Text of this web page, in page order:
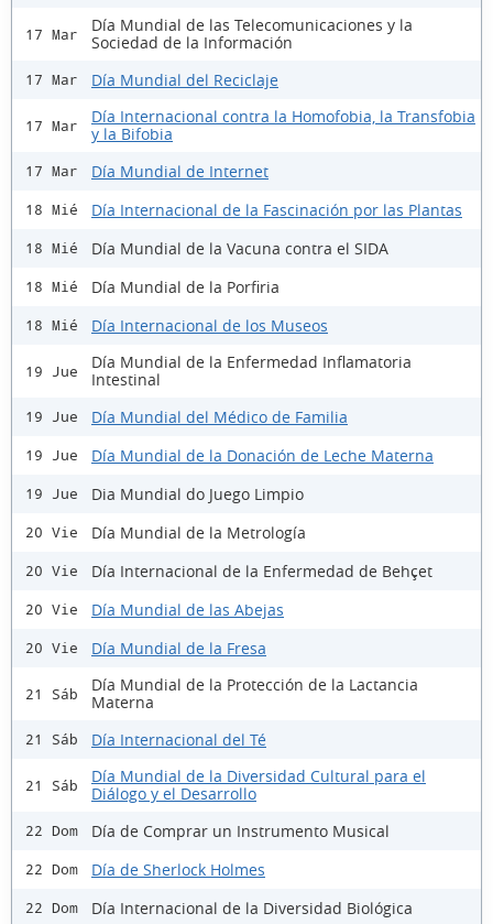
17 Mar
Día Mundial de las Telecomunicaciones y la
Sociedad de la Información
17 Mar Día Mundial del Reciclaje
17 Mar
Día Internacional contra la Homofobia, la Transfobia
y la Bifobia
17 Mar Día Mundial de Internet
18 Mié Día Internacional de la Fascinación por las Plantas
18 Mié Día Mundial de la Vacuna contra el SIDA
18 Mié Día Mundial de la Porfiria
18 Mié Día Internacional de los Museos
19 Jue
Día Mundial de la Enfermedad Inflamatoria
Intestinal
19 Jue Día Mundial del Médico de Familia
19 Jue Día Mundial de la Donación de Leche Materna
19 Jue Dia Mundial do Juego Limpio
20 Vie Día Mundial de la Metrología
20 Vie Día Internacional de la Enfermedad de Behçet
20 Vie Día Mundial de las Abejas
20 Vie Día Mundial de la Fresa
21 Sáb
Día Mundial de la Protección de la Lactancia
Materna
21 Sáb Día Internacional del Té
21 Sáb
Día Mundial de la Diversidad Cultural para el
Diálogo y el Desarrollo
22 Dom Día de Comprar un Instrumento Musical
22 Dom Día de Sherlock Holmes
22 Dom Día Internacional de la Diversidad Biológica